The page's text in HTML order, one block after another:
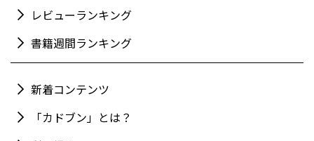
レビューランキング
書籍週間ランキング
新着コンテンツ
「カドブン」とは？